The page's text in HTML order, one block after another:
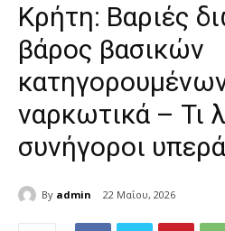
Κρήτη: Βαριές
βάρος βασικών
ναρκωτικά – Τι
συνήγοροι
By admin 22 Μαΐου, 2026